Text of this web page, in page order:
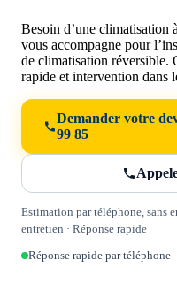
Besoin d’une climatisation
vous accompagne pour
de climatisation réversible.
rapide et intervention dans
Demander votre
99 85
Estimation par téléphone, sans
entretien · Réponse rapide
Réponse rapide par téléphone